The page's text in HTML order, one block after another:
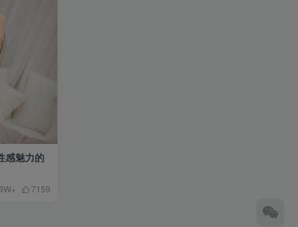
感魅力的
7159